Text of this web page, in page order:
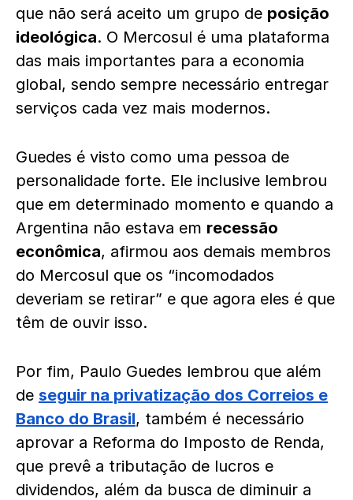
que não será aceito um grupo de posição
ideológica. O Mercosul é uma plataforma
das mais importantes para a economia
global, sendo sempre necessário entregar
serviços cada vez mais modernos.
Guedes é visto como uma pessoa de
personalidade forte. Ele inclusive lembrou
que em determinado momento e quando a
Argentina não estava em recessão
econômica, afirmou aos demais membros
do Mercosul que os “incomodados
deveriam se retirar” e que agora eles é que
têm de ouvir isso.
Por fim, Paulo Guedes lembrou que além
de seguir na privatização dos Correios e
Banco do Brasil, também é necessário
aprovar a Reforma do Imposto de Renda,
que prevê a tributação de lucros e
dividendos, além da busca de diminuir a